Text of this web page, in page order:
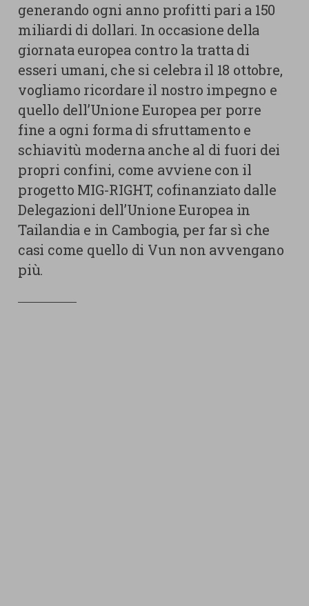
generando ogni anno profitti pari a 150
miliardi di dollari. In occasione della
giornata europea contro la tratta di
esseri umani, che si celebra il 18 ottobre,
vogliamo ricordare il nostro impegno e
quello dell’Unione Europea per porre
fine a ogni forma di sfruttamento e
schiavitù moderna anche al di fuori dei
propri confini, come avviene con il
progetto MIG-RIGHT, cofinanziato dalle
Delegazioni dell’Unione Europea in
Tailandia e in Cambogia, per far sì che
casi come quello di Vun non avvengano
più.